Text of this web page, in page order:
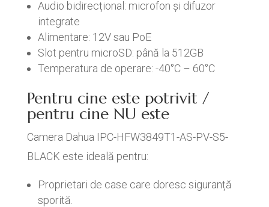
Audio bidirecțional: microfon și difuzor
integrate
Alimentare: 12V sau PoE
Slot pentru microSD: până la 512GB
Temperatura de operare: -40°C – 60°C
Pentru cine este potrivit /
pentru cine NU este
Camera Dahua IPC-HFW3849T1-AS-PV-S5-
BLACK este ideală pentru:
Proprietari de case care doresc siguranță
sporită.